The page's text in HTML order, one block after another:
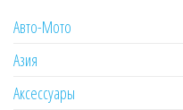
Авто-Мото
Азия
Аксессуары